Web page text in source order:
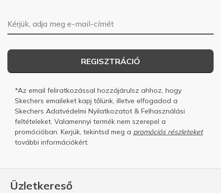
Üzletkereső
E-mail-cím
REGISZTRÁCIÓ
*Az email feliratkozással hozzájárulsz ahhoz, hogy
Skechers emaileket kapj tőlünk, illetve elfogadod a
Skechers Adatvédelmi Nyilatkozatot & Felhasználási
feltételeket. Valamennyi termék nem szerepel a
promócióban. Kerjük, tekintsd meg a promóciós részleteket
további információkért.